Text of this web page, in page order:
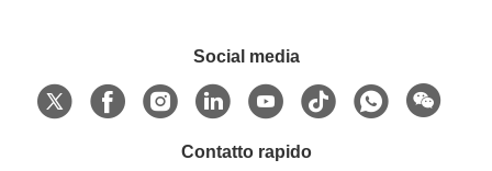
Social media
Contatto rapido